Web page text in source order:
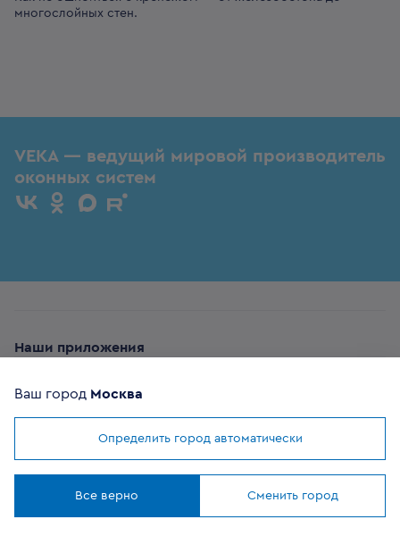
многослойных стен.
Мы используем cookies
VEKA — ведущий мировой производитель
оконных систем
Наши приложения
Ваш город Москва
Определить город автоматически
Все верно Сменить город